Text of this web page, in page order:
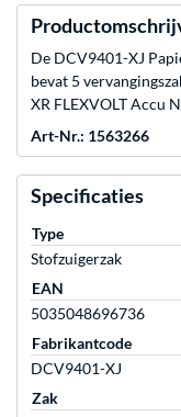
De DCV9401-XJ
bevat 5
XR FLEXVOLT Accu
Art-Nr.: 1563266
Specificaties
Type
Stofzuigerzak
EAN
5035048696736
Fabrikantcode
DCV9401-XJ
Zak